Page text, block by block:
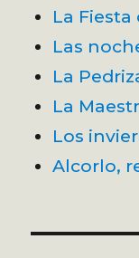
La
Las
La
La
Los
Alcorlo,